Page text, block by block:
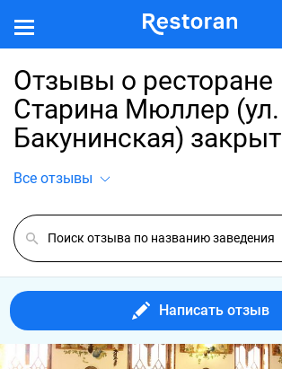
Отзывы о ресторане
Старина Мюллер (ул.
Бакунинская) закрыт
Все отзывы
Написать отзыв